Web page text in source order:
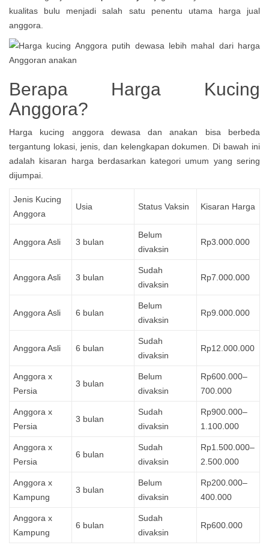
kualitas bulu menjadi salah satu penentu utama harga jual
anggora.
Berapa Harga Kucing
Anggora?
Harga kucing anggora dewasa dan anakan bisa berbeda
tergantung lokasi, jenis, dan kelengkapan dokumen. Di bawah ini
adalah kisaran harga berdasarkan kategori umum yang sering
dijumpai.
Jenis Kucing
Anggora
Usia Status Vaksin Kisaran Harga
Anggora Asli 3 bulan
Belum
divaksin
Rp3.000.000
Anggora Asli 3 bulan
Sudah
divaksin
Rp7.000.000
Anggora Asli 6 bulan
Belum
divaksin
Rp9.000.000
Anggora Asli 6 bulan
Sudah
divaksin
Rp12.000.000
Anggora x
Persia
3 bulan
Belum
divaksin
Rp600.000–
700.000
Anggora x
Persia
3 bulan
Sudah
divaksin
Rp900.000–
1.100.000
Anggora x
Persia
6 bulan
Sudah
divaksin
Rp1.500.000–
2.500.000
Anggora x
Kampung
3 bulan
Belum
divaksin
Rp200.000–
400.000
Anggora x
Kampung
6 bulan
Sudah
divaksin
Rp600.000